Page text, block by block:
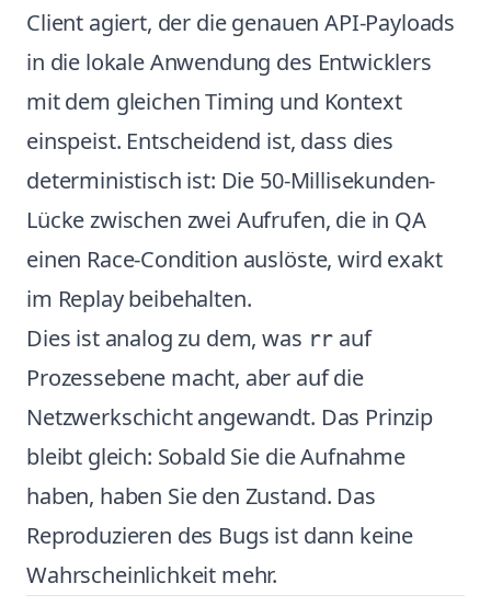
Client agiert, der die genauen API-Payloads
in die lokale Anwendung des Entwicklers
mit dem gleichen Timing und Kontext
einspeist. Entscheidend ist, dass dies
deterministisch ist: Die 50-Millisekunden-
Lücke zwischen zwei Aufrufen, die in QA
einen Race-Condition auslöste, wird exakt
im Replay beibehalten.
Dies ist analog zu dem, was rr auf
Prozessebene macht, aber auf die
Netzwerkschicht angewandt. Das Prinzip
bleibt gleich: Sobald Sie die Aufnahme
haben, haben Sie den Zustand. Das
Reproduzieren des Bugs ist dann keine
Wahrscheinlichkeit mehr.